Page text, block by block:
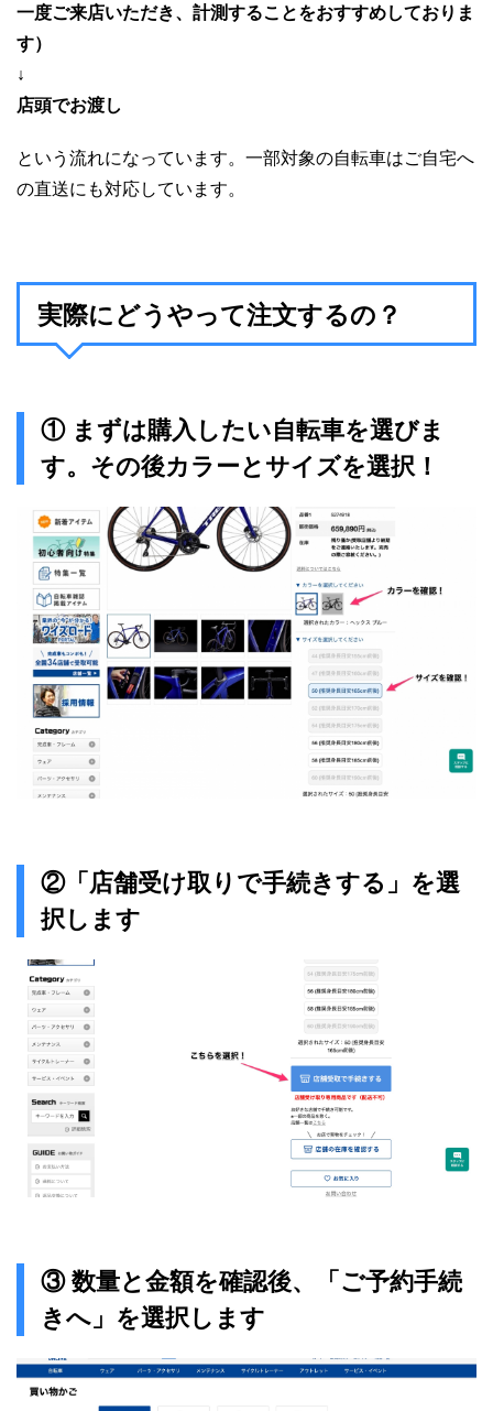
一度ご来店いただき、計測することをおすすめしておりま
す）
↓
店頭でお渡し
という流れになっています。一部対象の自転車はご自宅へ
の直送にも対応しています。
実際にどうやって注文するの？
① まずは購入したい自転車を選びま
す。その後カラーとサイズを選択！
②「店舗受け取りで手続きする」を選
択します
③ 数量と金額を確認後、「ご予約手続
きへ」を選択します